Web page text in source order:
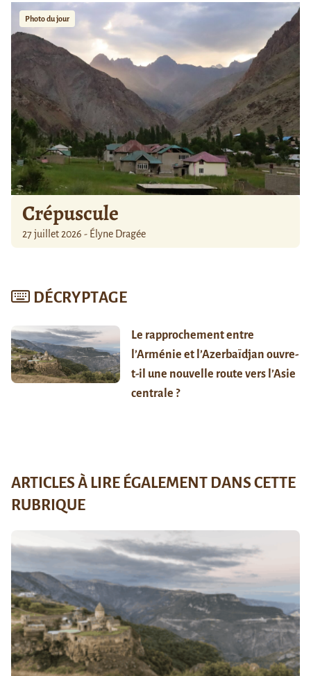
Photo du jour
Crépuscule
27 juillet 2026 - Élyne Dragée
DÉCRYPTAGE
Le rapprochement entre
l’Arménie et l’Azerbaïdjan ouvre-
t-il une nouvelle route vers l’Asie
centrale ?
ARTICLES À LIRE ÉGALEMENT DANS CETTE
RUBRIQUE